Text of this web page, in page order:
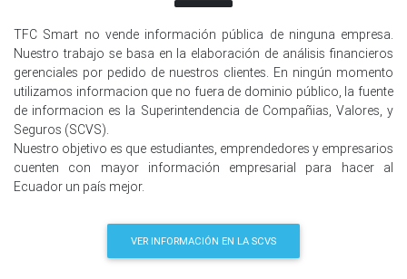
TFC Smart no vende información pública de ninguna empresa.
Nuestro trabajo se basa en la elaboración de análisis financieros
gerenciales por pedido de nuestros clientes. En ningún momento
utilizamos informacion que no fuera de dominio público, la fuente
de informacion es la Superintendencia de Compañias, Valores, y
Seguros (SCVS).
Nuestro objetivo es que estudiantes, emprendedores y empresarios
cuenten con mayor información empresarial para hacer al
Ecuador un país mejor.
VER INFORMACIÓN EN LA SCVS